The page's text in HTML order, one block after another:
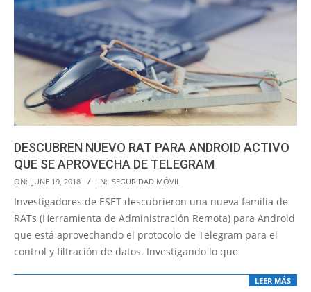
DESCUBREN NUEVO RAT PARA ANDROID ACTIVO
QUE SE APROVECHA DE TELEGRAM
2018-
06-
19
ON: JUNE 19, 2018 IN: SEGURIDAD MÓVIL
Investigadores de ESET descubrieron una nueva familia de
RATs (Herramienta de Administración Remota) para Android
que está aprovechando el protocolo de Telegram para el
control y filtración de datos. Investigando lo que
LEER MÁS